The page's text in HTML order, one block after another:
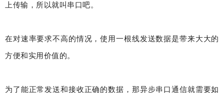
上传输，所以就叫串口吧。
在对速率要求不高的情况，使用一根线发送数据是带来大大的
方便和实用价值的。
为了能正常发送和接收正确的数据，那异步串口通信就需要如